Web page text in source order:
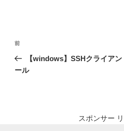
投
前
の
前
【windows】SSHクライア
ール
スポンサー